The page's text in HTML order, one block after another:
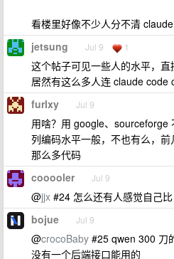
看楼里好像不少人分不清
jetsung Jul 9 1
这个帖子可见一些人的水平，直
居然有这么多人连 claude code
furlxy Jul 9
用啥？用 google、sourceforge
列编码水平一般，不也有么，
那么多代码
cooooler Jul 9
@jjx #24 怎么还有人感觉自己
bojue Jul 9
@crocoBaby #25 qwen 300 刀
没有一个后端接口能用的